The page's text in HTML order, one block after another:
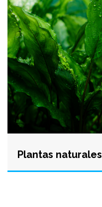
Plantas naturales